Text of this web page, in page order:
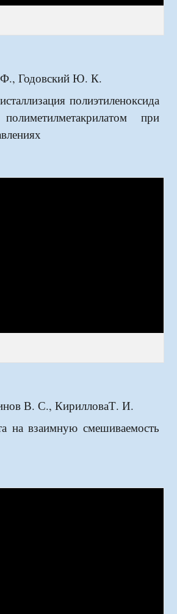
Годовский Ю. К.
полиэтиленоксида
при
В. С., КирилловаТ. И.
на взаимную смешиваемость